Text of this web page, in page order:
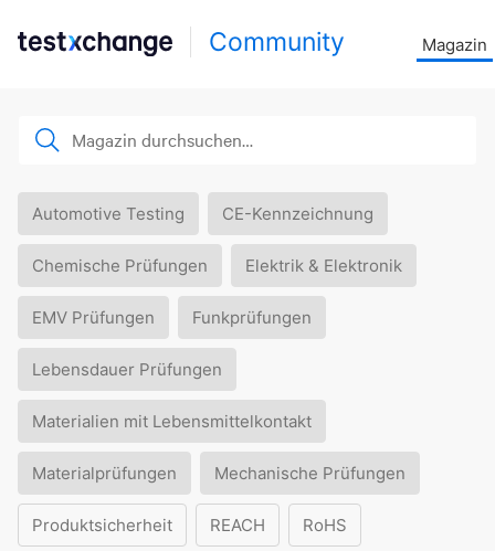
Community Magazin
Automotive Testing CE-Kennzeichnung
Chemische Prüfungen Elektrik & Elektronik
EMV Prüfungen Funkprüfungen
Lebensdauer Prüfungen
Materialien mit Lebensmittelkontakt
Materialprüfungen Mechanische Prüfungen
Produktsicherheit REACH RoHS